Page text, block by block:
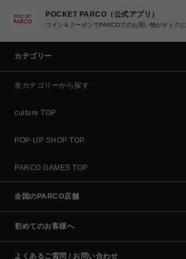
POCKET PARCO（公式アプリ）
コイン＆クーポンでPARCOでのお買い物がオトクに
カテゴリー
全カテゴリーから探す
culture TOP
POP-UP SHOP TOP
PARCO GAMES TOP
全国のPARCO店舗
初めてのお客様へ
よくあるご質問 / お問い合わせ